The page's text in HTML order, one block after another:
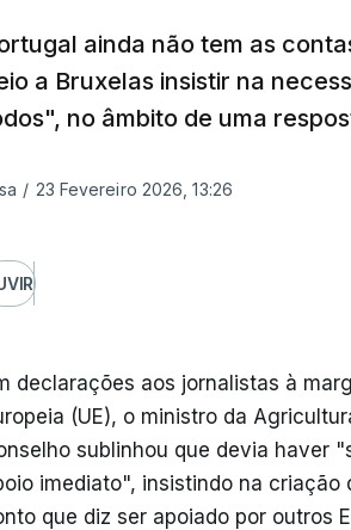
ainda não tem as
a Bruxelas insistir na
no âmbito de uma
/ 23 Fevereiro 2026, 13:26
declarações aos jornalistas à
(UE), o ministro da
sublinhou que devia haver
imediato", insistindo na
que diz ser apoiado por outros